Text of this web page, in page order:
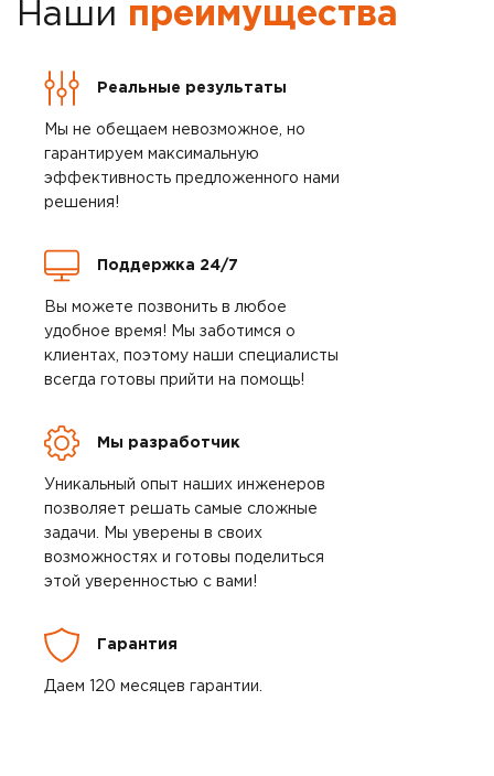
Наши преимущества
Реальные результаты
Мы не обещаем невозможное, но
гарантируем максимальную
эффективность предложенного нами
решения!
Поддержка 24/7
Вы можете позвонить в любое
удобное время! Мы заботимся о
клиентах, поэтому наши специалисты
всегда готовы прийти на помощь!
Мы разработчик
Уникальный опыт наших инженеров
позволяет решать самые сложные
задачи. Мы уверены в своих
возможностях и готовы поделиться
этой уверенностью с вами!
Гарантия
Даем 120 месяцев гарантии.